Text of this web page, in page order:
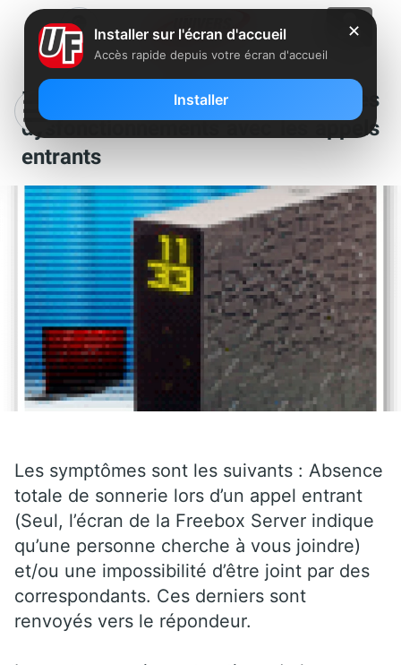
Freebox Révolution : Des
dysfonctionnements avec les appels
entrants
Les symptômes sont les suivants : Absence
totale de sonnerie lors d’un appel entrant
(Seul, l’écran de la Freebox Server indique
qu’une personne cherche à vous joindre)
et/ou une impossibilité d’être joint par des
correspondants. Ces derniers sont
renvoyés vers le répondeur.
✕
Installer sur l'écran d'accueil
Accès rapide depuis votre écran d'accueil
Installer